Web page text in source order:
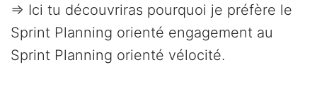
=> Ici tu découvriras pourquoi je préfère le
Sprint Planning orienté engagement au
Sprint Planning orienté vélocité.